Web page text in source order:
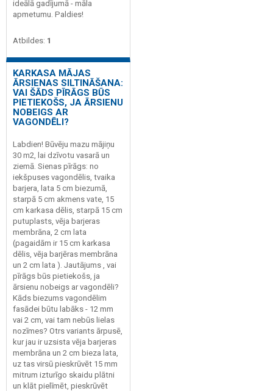
ideālā gadījumā - māla
apmetumu. Paldies!
Atbildes: 1
KARKASA MĀJAS
ĀRSIENAS SILTINĀŠANA:
VAI ŠĀDS PĪRĀGS BŪS
PIETIEKOŠS, JA ĀRSIENU
NOBEIGS AR
VAGONDĒLI?
Labdien! Būvēju mazu mājiņu
30 m2, lai dzīvotu vasarā un
ziemā. Sienas pīrāgs: no
iekšpuses vagondēlis, tvaika
barjera, lata 5 cm biezumā,
starpā 5 cm akmens vate, 15
cm karkasa dēlis, starpā 15 cm
putuplasts, vēja barjeras
membrāna, 2 cm lata
(pagaidām ir 15 cm karkasa
dēlis, vēja barjēras membrāna
un 2 cm lata ). Jautājums , vai
pīrāgs būs pietiekošs, ja
ārsienu nobeigs ar vagondēli?
Kāds biezums vagondēlim
fasādei būtu labāks - 12 mm
vai 2 cm, vai tam nebūs lielas
nozīmes? Otrs variants ārpusē,
kur jau ir uzsista vēja barjeras
membrāna un 2 cm bieza lata,
uz tas virsū pieskrūvēt 15 mm
mitrum izturīgo skaidu plātni
un klāt pielīmēt, pieskrūvēt